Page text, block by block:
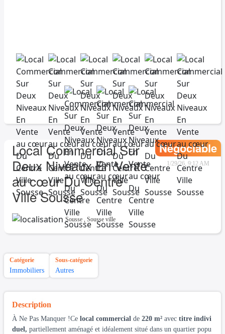
Local Commercial Sur
Deux Niveaux En Vente
au cœur Du Centre
Ville Sousse
Négociable
1/29/26, 9:12 AM
Sousse , Sousse ville
Catégorie
Immobiliers
Sous-catégorie
Autres
Description
À Ne Pas Manquer !Ce local commercial de 220 m² avec titre indivi
duel, partiellement aménagé et idéalement situé dans un quartier popu